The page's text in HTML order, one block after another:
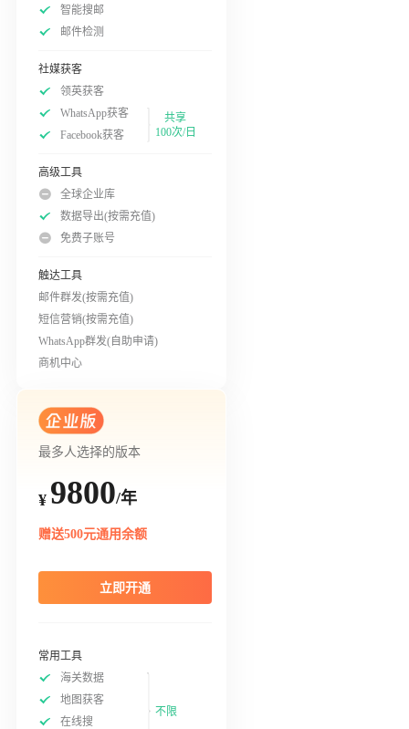
智能搜邮
邮件检测
社媒获客
领英获客
WhatsApp获客
Facebook获客
共享
100次/日
高级工具
全球企业库
数据导出(按需充值)
免费子账号
触达工具
邮件群发(按需充值)
短信营销(按需充值)
WhatsApp群发(自助申请)
商机中心
最多人选择的版本
¥ 9800/年
赠送500元通用余额
立即开通
常用工具
海关数据
地图获客
在线搜
不限